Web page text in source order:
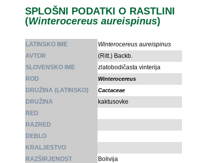
SPLOŠNI PODATKI O RASTLINI
(Winterocereus aureispinus)
LATINSKO IME
Winterocereus aureispinus
AVTOR
(Ritt.) Backb.
SLOVENSKO IME
zlatobodičasta vinterija
ROD
Winterocereus
DRUŽINA (LATINSKO) Cactaceae
DRUŽINA
kaktusovke
RED
RAZRED
DEBLO
KRALJESTVO
RAZŠIRJENOST
Bolivija